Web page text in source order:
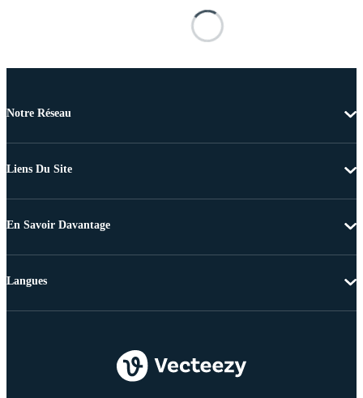
Notre Réseau
Liens Du Site
En Savoir Davantage
Langues